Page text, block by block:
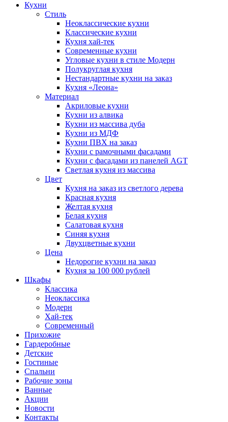
Кухни
Стиль
Неоклассические кухни
Классические кухни
Кухня хай-тек
Современные кухни
Угловые кухни в стиле Модерн
Полукруглая кухня
Нестандартные кухни на заказ
Кухня «Леона»
Материал
Акриловые кухни
Кухни из алвика
Кухни из массива дуба
Кухни из МДФ
Кухни ПВХ на заказ
Кухни с рамочными фасадами
Кухни с фасадами из панелей AGT
Светлая кухня из массива
Цвет
Кухня на заказ из светлого дерева
Красная кухня
Желтая кухня
Белая кухня
Салатовая кухня
Синяя кухня
Двухцветные кухни
Цена
Недорогие кухни на заказ
Кухня за 100 000 рублей
Шкафы
Классика
Неоклассика
Модерн
Хай-тек
Современный
Прихожие
Гардеробные
Детские
Гостиные
Спальни
Рабочие зоны
Ванные
Акции
Новости
Контакты